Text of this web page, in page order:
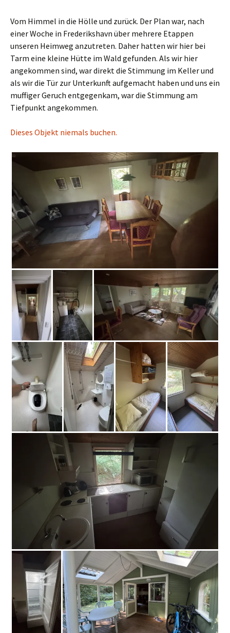
Vom Himmel in die Hölle und zurück. Der Plan war, nach
einer Woche in Frederikshavn über mehrere Etappen
unseren Heimweg anzutreten. Daher hatten wir hier bei
Tarm eine kleine Hütte im Wald gefunden. Als wir hier
angekommen sind, war direkt die Stimmung im Keller und
als wir die Tür zur Unterkunft aufgemacht haben und uns ein
muffiger Geruch entgegenkam, war die Stimmung am
Tiefpunkt angekommen.
Dieses Objekt niemals buchen.